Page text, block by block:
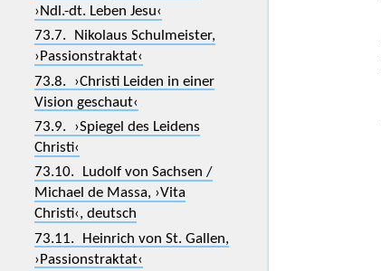
›Ndl.-dt. Leben Jesu‹
73.7. Nikolaus Schulmeister,
›Passionstraktat‹
73.8. ›Christi Leiden in einer
Vision geschaut‹
73.9. ›Spiegel des Leidens
Christi‹
73.10. Ludolf von Sachsen /
Michael de Massa, ›Vita
Christi‹, deutsch
73.11. Heinrich von St. Gallen,
›Passionstraktat‹